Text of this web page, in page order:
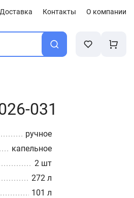
Доставка Контакты О компании
031
ручное
капельное
2 шт
272 л
101 л